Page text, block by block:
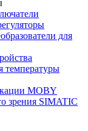
для
температуры
MOBY
зрения SIMATIC